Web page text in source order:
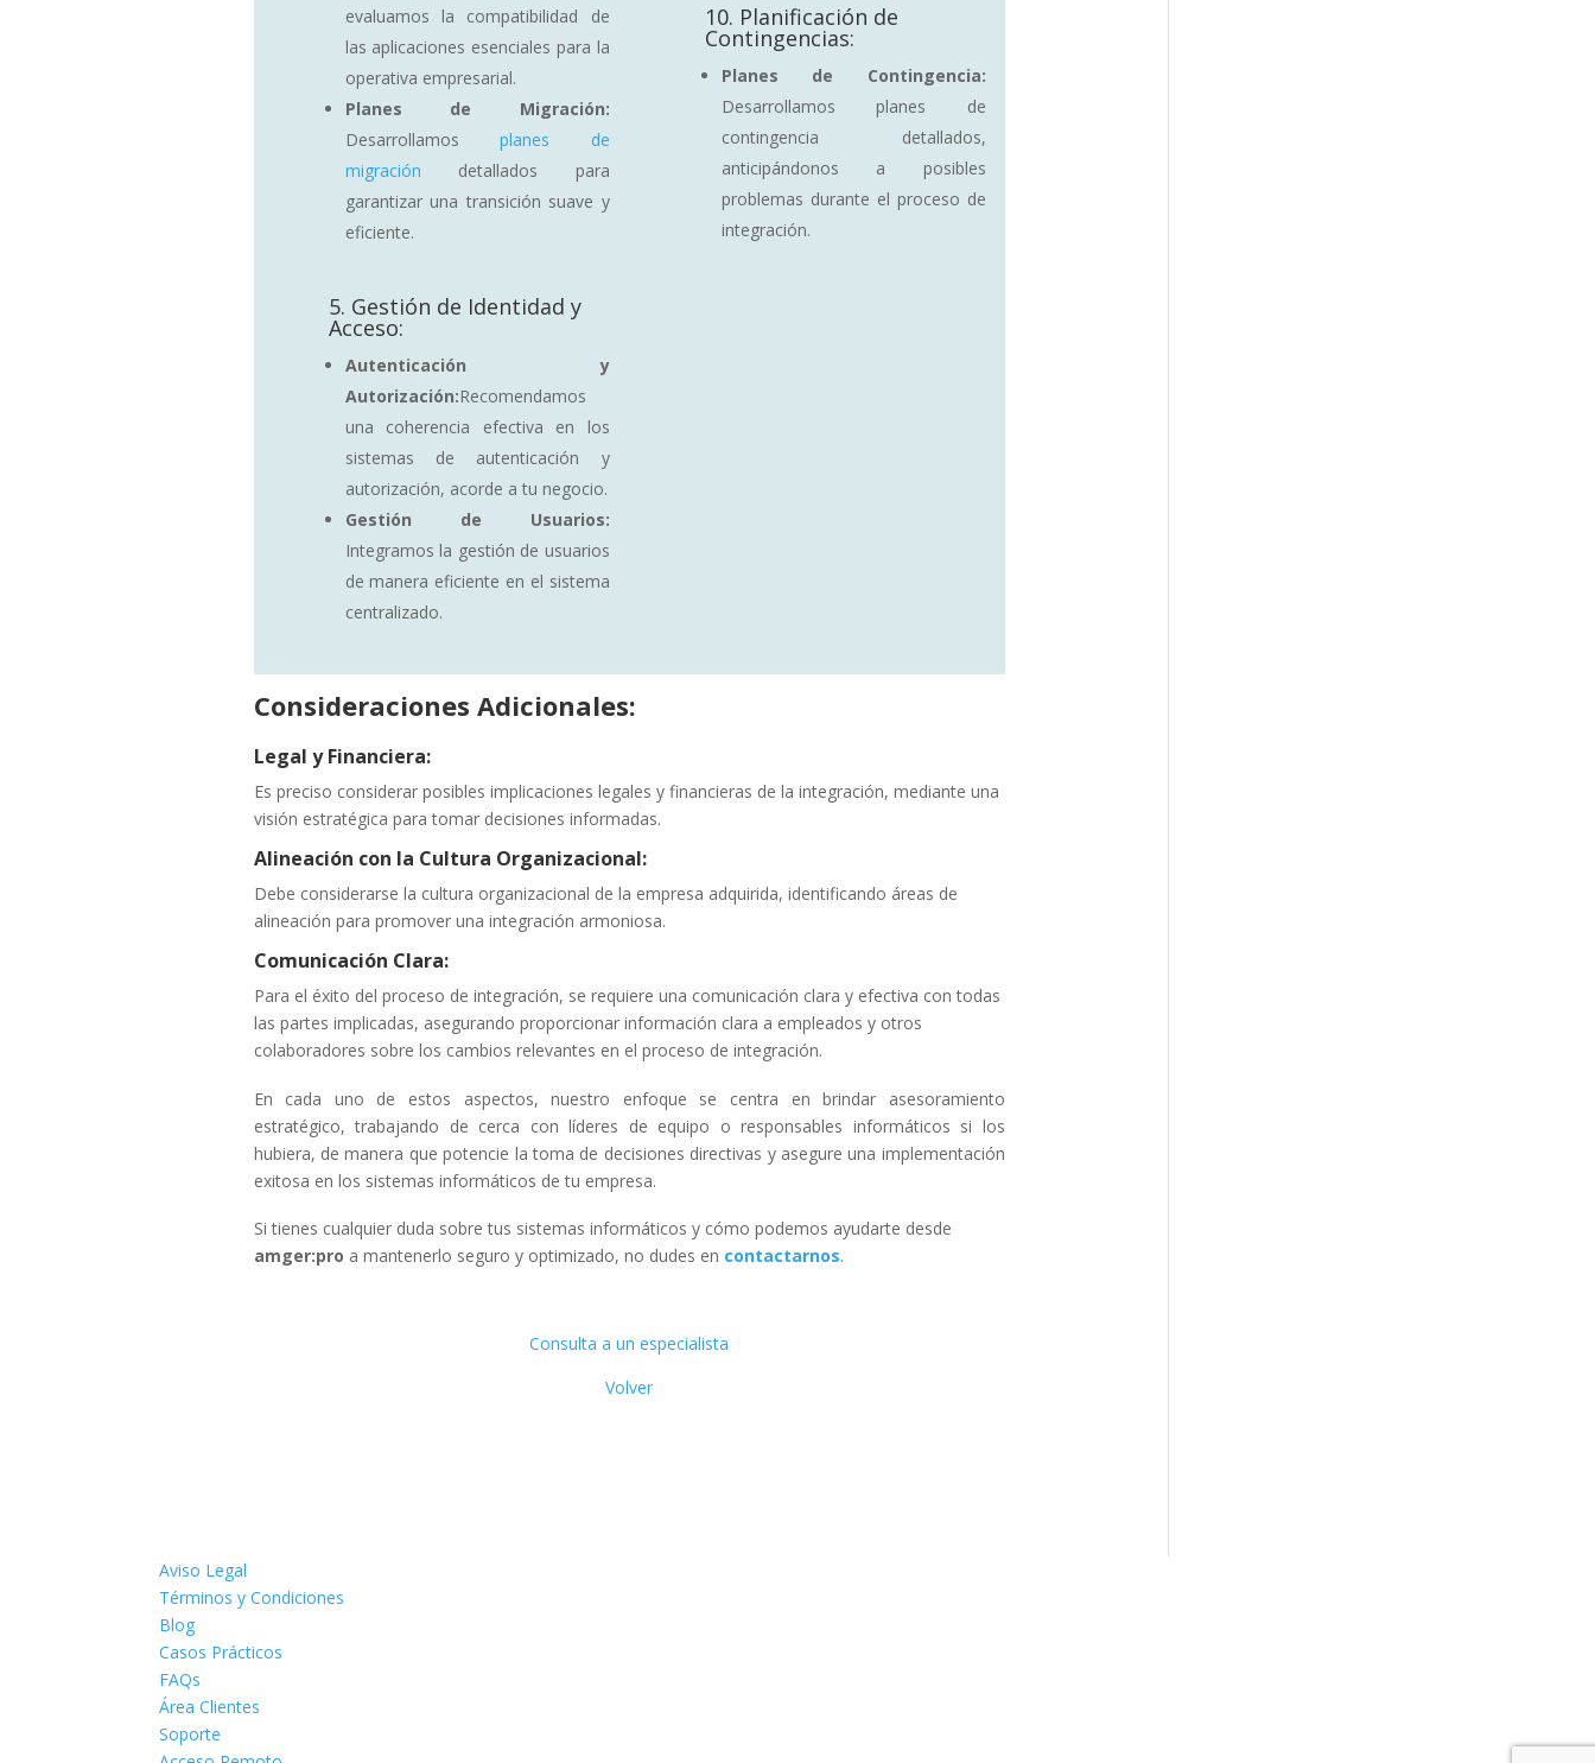
evaluamos la compatibilidad de
las aplicaciones esenciales para la
operativa empresarial.
Planes de Migración:
Desarrollamosplanes de
migración detallados para
garantizar una transición suave y
eficiente.
5. Gestión de Identidad y
Acceso:
Autenticación y
Autorización:Recomendamos
una coherencia efectiva en los
sistemas de autenticación y
autorización, acorde a tu negocio.
Gestión de Usuarios:
Integramos la gestión de usuarios
de manera eficiente en el sistema
centralizado.
10. Planificación de
Contingencias:
Planes de Contingencia:
Desarrollamos planes de
contingencia detallados,
anticipándonos a posibles
problemas durante el proceso de
integración.
Consideraciones Adicionales:
Legal y Financiera:
Es preciso considerar posibles implicaciones legales y financieras de la integración, mediante una
visión estratégica para tomar decisiones informadas.
Alineación con la Cultura Organizacional:
Debe considerarse la cultura organizacional de la empresa adquirida, identificando áreas de
alineación para promover una integración armoniosa.
Comunicación Clara:
Para el éxito del proceso de integración, se requiere una comunicación clara y efectiva con todas
las partes implicadas, asegurando proporcionar información clara a empleados y otros
colaboradores sobre los cambios relevantes en el proceso de integración.
En cada uno de estos aspectos, nuestro enfoque se centra en brindar asesoramiento
estratégico, trabajando de cerca con líderes de equipo o responsables informáticos si los
hubiera, de manera que potencie la toma de decisiones directivas y asegure una implementación
exitosa en los sistemas informáticos de tu empresa.
Si tienes cualquier duda sobre tus sistemas informáticos y cómo podemos ayudarte desde
amger:pro a mantenerlo seguro y optimizado, no dudes en contactarnos.
Consulta a un especialista
Volver
Aviso Legal
Términos y Condiciones
Blog
Casos Prácticos
FAQs
Área Clientes
Soporte